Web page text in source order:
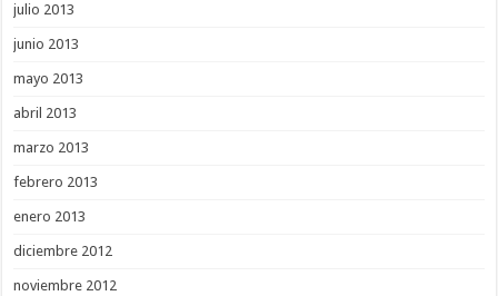
julio 2013
junio 2013
mayo 2013
abril 2013
marzo 2013
febrero 2013
enero 2013
diciembre 2012
noviembre 2012